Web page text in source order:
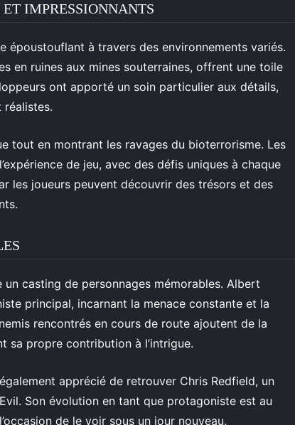
IMPRESSIONNANTS
époustouflant à travers des environnements variés.
en ruines aux mines souterraines, offrent une toile
ont apporté un soin particulier aux détails,
réalistes.
tout en montrant les ravages du bioterrorisme. Les
de jeu, avec des défis uniques à chaque
les joueurs peuvent découvrir des trésors et des
un casting de personnages mémorables. Albert
principal, incarnant la menace constante et la
rencontrés en cours de route ajoutent de la
sa propre contribution à l’intrigue.
apprécié de retrouver Chris Redfield, un
Son évolution en tant que protagoniste est au
de le voir sous un jour nouveau.